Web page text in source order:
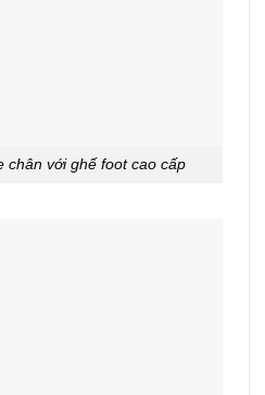
chân với ghế foot cao cấp